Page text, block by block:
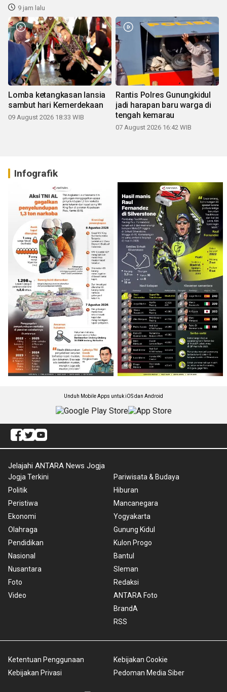
9 jam lalu
Lomba ketangkasan lansia
sambut hari Kemerdekaan
09 August 2026 18:33 WIB
Rantis Polres Gunungkidul
jadi harapan baru warga di
tengah kemarau
07 August 2026 16:42 WIB
Infografik
Unduh Mobile Apps untuk iOS dan Android
Jelajahi ANTARA News Jogja
Jogja Terkini
Politik
Peristiwa
Ekonomi
Olahraga
Pendidikan
Nasional
Nusantara
Foto
Video
Pariwisata & Budaya
Hiburan
Mancanegara
Yogyakarta
Gunung Kidul
Kulon Progo
Bantul
Sleman
Redaksi
ANTARA Foto
BrandA
RSS
Ketentuan Penggunaan
Kebijakan Privasi
Kebijakan Cookie
Pedoman Media Siber